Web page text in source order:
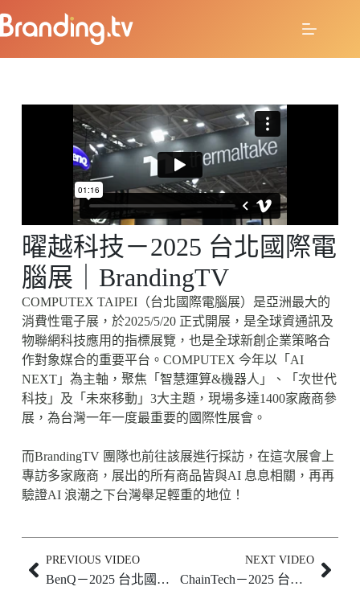
曜越科技－2025 台北國際電
腦展｜BrandingTV
COMPUTEX TAIPEI（台北國際電腦展）是亞洲最大的
消費性電子展，於2025/5/20 正式開展，是全球資通訊及
物聯網科技應用的指標展覽，也是全球新創企業策略合
作對象媒合的重要平台。COMPUTEX 今年以「AI
NEXT」為主軸，聚焦「智慧運算&機器人」、「次世代
科技」及「未來移動」3大主題，現場多達1400家廠商參
展，為台灣一年一度最重要的國際性展會。
而BrandingTV 團隊也前往該展進行採訪，在這次展會上
專訪多家廠商，展出的所有商品皆與AI 息息相關，再再
驗證AI 浪潮之下台灣舉足輕重的地位！
PREVIOUS VIDEO
BenQ－2025 台北國際電腦展｜BrandingTV
NEXT VIDEO
ChainTech－2025 台北國際電腦展｜BrandingTV